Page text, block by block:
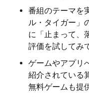
番組のテーマを
ル・タイガー」
に「止まって、
評価を試してみ
ゲームやアプリ
紹介されている
無料ゲームも提